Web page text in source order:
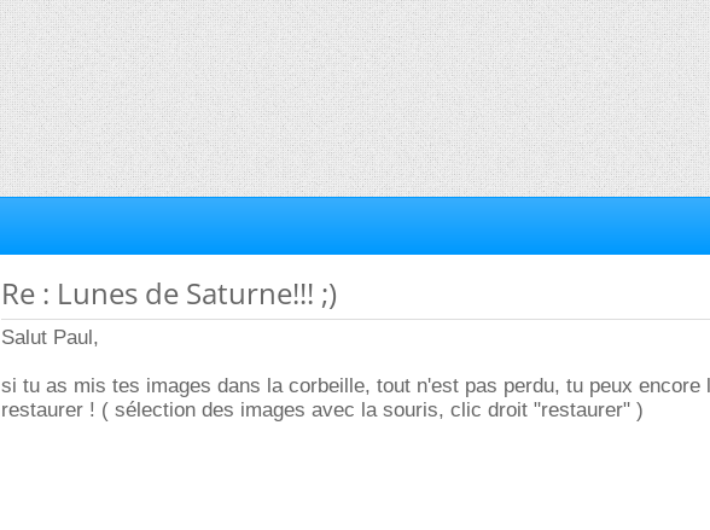
Re : Lunes de Saturne!!! ;)
Salut Paul,
si tu as mis tes images dans la corbeille, tout n'est pas perdu, tu peux encore
restaurer ! ( sélection des images avec la souris, clic droit "restaurer" )